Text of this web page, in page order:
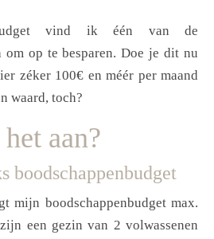
vind ik één van de
om op te besparen. Doe je dit nu
zéker 100€ en méér per maand
waard, toch?
aan?
boodschappenbudget
mijn boodschappenbudget max.
een gezin van 2 volwassenen